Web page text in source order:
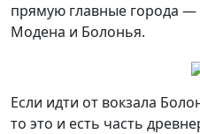
прямую главные города
Модена и Болонья.
Если идти от вокзала
то это и есть часть